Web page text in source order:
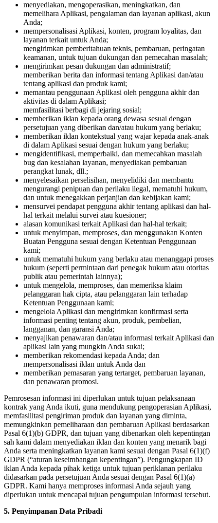
menyediakan, mengoperasikan, meningkatkan, dan
memelihara Aplikasi, pengalaman dan layanan aplikasi, akun
Anda;
mempersonalisasi Aplikasi, konten, program loyalitas, dan
layanan terkait untuk Anda;
mengirimkan pemberitahuan teknis, pembaruan, peringatan
keamanan, untuk tujuan dukungan dan pemecahan masalah;
mengirimkan pesan dukungan dan administratif;
memberikan berita dan informasi tentang Aplikasi dan/atau
tentang aplikasi dan produk kami;
memantau penggunaan Aplikasi oleh pengguna akhir dan
aktivitas di dalam Aplikasi;
memfasilitasi berbagi di jejaring sosial;
memberikan iklan kepada orang dewasa sesuai dengan
persetujuan yang diberikan dan/atau hukum yang berlaku;
memberikan iklan kontekstual yang wajar kepada anak-anak
di dalam Aplikasi sesuai dengan hukum yang berlaku;
mengidentifikasi, memperbaiki, dan memecahkan masalah
bug dan kesalahan layanan, menyediakan pembaruan
perangkat lunak, dll.;
menyelesaikan perselisihan, menyelidiki dan membantu
mengurangi penipuan dan perilaku ilegal, mematuhi hukum,
dan untuk menegakkan perjanjian dan kebijakan kami;
mensurvei pendapat pengguna akhir tentang aplikasi dan hal-
hal terkait melalui survei atau kuesioner;
alasan komunikasi terkait Aplikasi dan hal-hal terkait;
untuk menyimpan, memproses, dan menggunakan Konten
Buatan Pengguna sesuai dengan Ketentuan Penggunaan
kami;
untuk mematuhi hukum yang berlaku atau menanggapi proses
hukum (seperti permintaan dari penegak hukum atau otoritas
publik atau pemerintah lainnya);
untuk mengelola, memproses, dan memeriksa klaim
pelanggaran hak cipta, atau pelanggaran lain terhadap
Ketentuan Penggunaan kami;
mengelola Aplikasi dan mengirimkan konfirmasi serta
informasi penting tentang akun, produk, pembelian,
langganan, dan garansi Anda;
menyajikan penawaran dan/atau informasi terkait Aplikasi dan
aplikasi lain yang mungkin Anda sukai;
memberikan rekomendasi kepada Anda; dan
mempersonalisasi iklan untuk Anda dan
memberikan pemasaran yang tertarget, pembaruan layanan,
dan penawaran promosi.
Pemrosesan informasi ini diperlukan untuk tujuan pelaksanaan
kontrak yang Anda ikuti, guna mendukung pengoperasian Aplikasi,
memfasilitasi pengiriman produk dan layanan yang diminta,
memungkinkan pemeliharaan dan pembaruan Aplikasi berdasarkan
Pasal 6(1)(b) GDPR, dan tujuan yang dibenarkan oleh kepentingan
sah kami dalam menyediakan iklan dan konten yang menarik bagi
Anda serta meningkatkan layanan kami sesuai dengan Pasal 6(1)(f)
GDPR (“aturan keseimbangan kepentingan”). Pengungkapan ID
iklan Anda kepada pihak ketiga untuk tujuan periklanan perilaku
didasarkan pada persetujuan Anda sesuai dengan Pasal 6(1)(a)
GDPR. Kami hanya memproses informasi Anda sejauh yang
diperlukan untuk mencapai tujuan pengumpulan informasi tersebut.
5. Penyimpanan Data Pribadi